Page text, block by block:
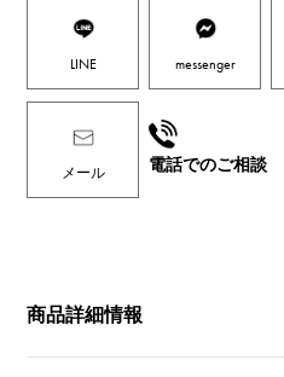
LINE messenger
メール 電話でのご相談
商品詳細情報